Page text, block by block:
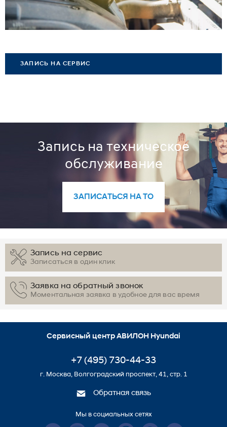
ЗАПИСЬ НА СЕРВИС
Запись на техническое
обслуживание
ЗАПИСАТЬСЯ НА ТО
Запись на сервис
Записаться в один клик
Заявка на обратный звонок
Моментальная заявка в удобное для вас время
Сервисный центр АВИЛОН Hyundai
+7 (495) 730-44-33
г. Москва, Волгоградский проспект, 41, стр. 1
Обратная связь
Мы в социальных сетях